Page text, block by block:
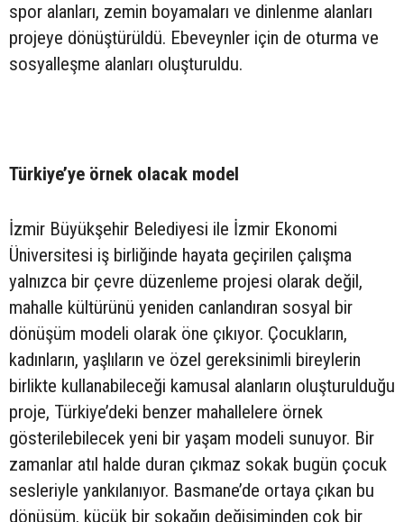
spor alanları, zemin boyamaları ve dinlenme alanları
projeye dönüştürüldü. Ebeveynler için de oturma ve
sosyalleşme alanları oluşturuldu.
Türkiye’ye örnek olacak model
İzmir Büyükşehir Belediyesi ile İzmir Ekonomi
Üniversitesi iş birliğinde hayata geçirilen çalışma
yalnızca bir çevre düzenleme projesi olarak değil,
mahalle kültürünü yeniden canlandıran sosyal bir
dönüşüm modeli olarak öne çıkıyor. Çocukların,
kadınların, yaşlıların ve özel gereksinimli bireylerin
birlikte kullanabileceği kamusal alanların oluşturulduğu
proje, Türkiye’deki benzer mahallelere örnek
gösterilebilecek yeni bir yaşam modeli sunuyor. Bir
zamanlar atıl halde duran çıkmaz sokak bugün çocuk
sesleriyle yankılanıyor. Basmane’de ortaya çıkan bu
dönüşüm, küçük bir sokağın değişiminden çok bir